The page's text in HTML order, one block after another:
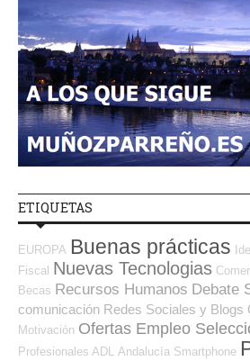
ETIQUETAS
EUROPA Buenas prácticas
Fiscal Nuevas Tecnologias
Becas Recursos Humanos Debate
comunicación Redes Sociales y Blogs
Motivación Ofertas Empleo
Profesionales ADL
Andalucía Smartphone